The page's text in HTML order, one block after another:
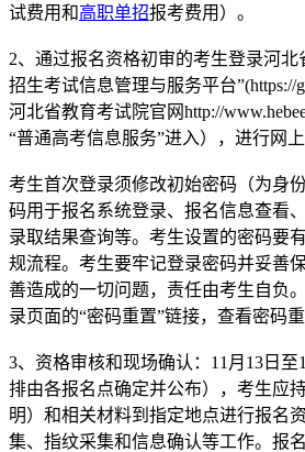
试费用和高职单招报考费用）。
2、通过报名资格初审的考生登录河
招生考试信息管理与服务平台”(https://
河北省教育考试院官网http://
“普通高考信息服务”进入），进行网上
考生首次登录须修改初始密码（为身
码用于报名系统登录、报名信息查看
录取结果查询等。考生设置的密码要
规流程。考生要牢记登录密码并妥善
善造成的一切问题，责任由考生自负
录页面的“密码重置”链接，查看密码重
3、资格审核和现场确认：11月13日至
排由各报名点确定并公布），考生应
明）和相关材料到指定地点进行报名
集、指纹采集和信息确认等工作。报